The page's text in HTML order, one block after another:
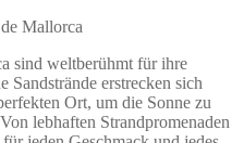
sind weltberühmt für ihre
Sandstrände erstrecken sich
Ort, um die Sonne zu
lebhaften Strandpromenaden